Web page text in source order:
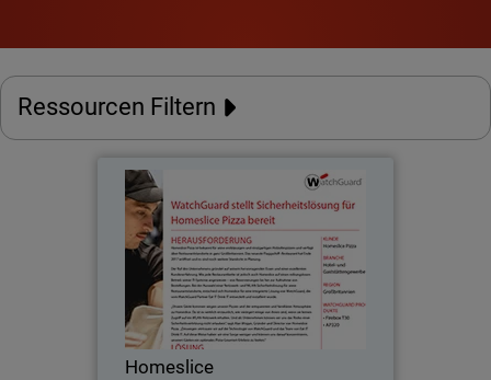
Ressourcen Filtern
Homeslice
Homeslice
Der gute Ruf von Homeslice gründet auf
dem hervorragenden Essen und den
zufriedenen Kunden. Wie jede
Restaurantkette ist jedoch auch
Homeslice auf einen reibungslosen
Betrieb seiner IT-Systeme…